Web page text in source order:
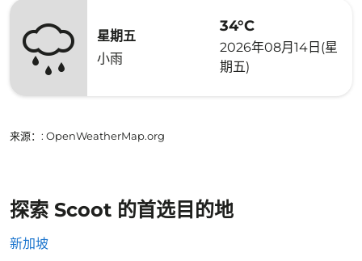
星期五
小雨
34°C
2026年08月14日(星
期五)
来源： : OpenWeatherMap.org
探索 Scoot 的首选目的地
新加坡